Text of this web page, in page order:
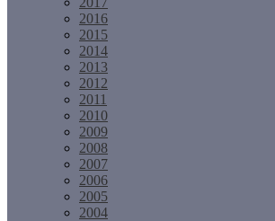
2016
2015
2014
2013
2012
2011
2010
2009
2008
2007
2006
2005
2004